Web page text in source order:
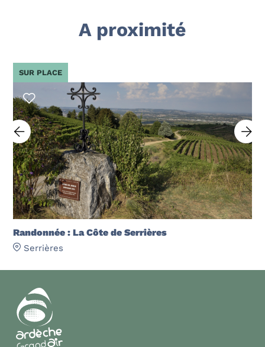
A proximité
Randonnée : La Côte de Serrières
Serrières
SUR PLACE